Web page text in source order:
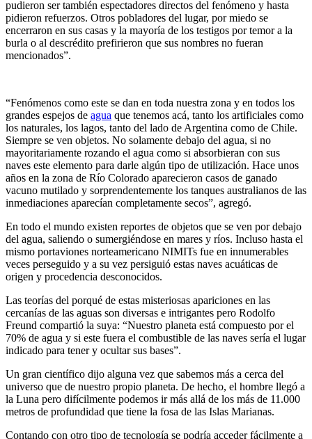
pudieron ser también espectadores directos del fenómeno y hasta
pidieron refuerzos. Otros pobladores del lugar, por miedo se
encerraron en sus casas y la mayoría de los testigos por temor a la
burla o al descrédito prefirieron que sus nombres no fueran
mencionados”.
“Fenómenos como este se dan en toda nuestra zona y en todos los
grandes espejos de agua que tenemos acá, tanto los artificiales como
los naturales, los lagos, tanto del lado de Argentina como de Chile.
Siempre se ven objetos. No solamente debajo del agua, si no
mayoritariamente rozando el agua como si absorbieran con sus
naves este elemento para darle algún tipo de utilización. Hace unos
años en la zona de Río Colorado aparecieron casos de ganado
vacuno mutilado y sorprendentemente los tanques australianos de las
inmediaciones aparecían completamente secos”, agregó.
En todo el mundo existen reportes de objetos que se ven por debajo
del agua, saliendo o sumergiéndose en mares y ríos. Incluso hasta el
mismo portaviones norteamericano NIMITs fue en innumerables
veces perseguido y a su vez persiguió estas naves acuáticas de
origen y procedencia desconocidos.
Las teorías del porqué de estas misteriosas apariciones en las
cercanías de las aguas son diversas e intrigantes pero Rodolfo
Freund compartió la suya: “Nuestro planeta está compuesto por el
70% de agua y si este fuera el combustible de las naves sería el lugar
indicado para tener y ocultar sus bases”.
Un gran científico dijo alguna vez que sabemos más a cerca del
universo que de nuestro propio planeta. De hecho, el hombre llegó a
la Luna pero difícilmente podemos ir más allá de los más de 11.000
metros de profundidad que tiene la fosa de las Islas Marianas.
Contando con otro tipo de tecnología se podría acceder fácilmente a